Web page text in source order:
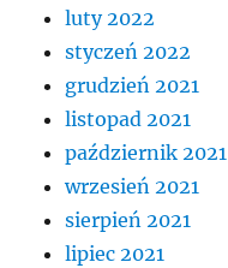
luty 2022
styczeń 2022
grudzień 2021
listopad 2021
październik 2021
wrzesień 2021
sierpień 2021
lipiec 2021